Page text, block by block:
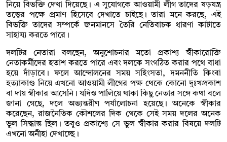
নিয়ে বিভক্তি দেখা দিয়েছে। এ সুযোগকে আওয়ামী লীগ তাদের ষড়যন্ত্র
তত্ত্বের পক্ষে প্রমাণ হিসেবে দেখাতে চাইছে। তারা মনে করছে, এই
বিভক্তি তাদের সম্পর্কে জনমানসে তৈরি নেতিবাচক ধারণা কাটাতে
সাহায্য করতে পারে।
দলটির নেতারা বলছেন, অনুশোচনার মতো প্রকাশ্য স্বীকারোক্তি
নেতাকর্মীদের হতাশ করতে পারে এবং দলকে সংগঠিত করার পথে বাধা
হয়ে দাঁড়াবে। ফলে আন্দোলনের সময় সহিংসতা, দমননীতি কিংবা
হত্যাকাণ্ড নিয়ে এখনো আওয়ামী লীগের পক্ষ থেকে কোনো দুঃখপ্রকাশ
বা দায় স্বীকার আসেনি। যদিও পালিয়ে থাকা কিছু নেতার সঙ্গে কথা বলে
জানা গেছে, দলে অভ্যন্তরীণ পর্যালোচনা হয়েছে। অনেকে স্বীকার
করেছেন, রাজনৈতিক কৌশলের দিক থেকে সেই সময় দলের অনেক
ভুল সিদ্ধান্ত ছিল। তবুও প্রকাশ্যে সে ভুল স্বীকার করার বিষয়ে দলটি
এখনো অনীহা দেখাচ্ছে।